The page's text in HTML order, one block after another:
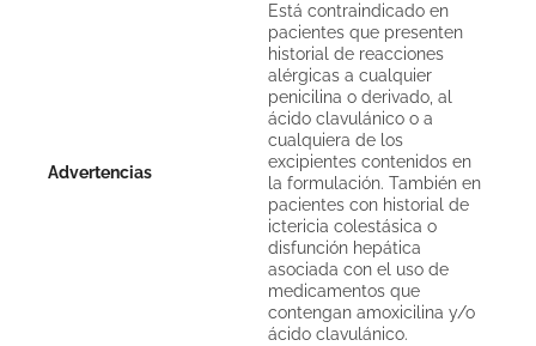
Advertencias
Está contraindicado en
pacientes que presenten
historial de reacciones
alérgicas a cualquier
penicilina o derivado, al
ácido clavulánico o a
cualquiera de los
excipientes contenidos en
la formulación. También en
pacientes con historial de
ictericia colestásica o
disfunción hepática
asociada con el uso de
medicamentos que
contengan amoxicilina y/o
ácido clavulánico.